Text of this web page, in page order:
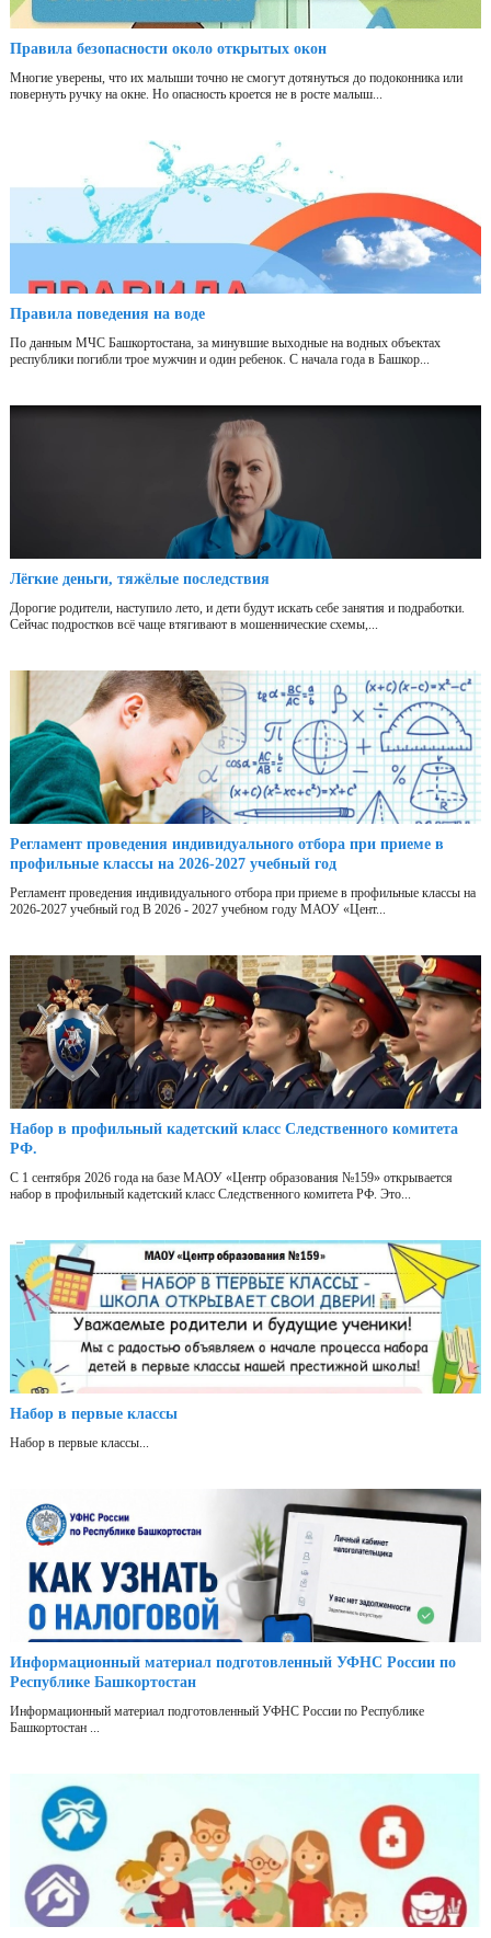
Правила безопасности около открытых окон
Многие уверены, что их малыши точно не смогут дотянуться до подоконника или
повернуть ручку на окне. Но опасность кроется не в росте малыш...
Правила поведения на воде
По данным МЧС Башкортостана, за минувшие выходные на водных объектах
республики погибли трое мужчин и один ребенок. С начала года в Башкор...
Лёгкие деньги, тяжёлые последствия
Дорогие родители, наступило лето, и дети будут искать себе занятия и подработки.
Сейчас подростков всё чаще втягивают в мошеннические схемы,...
Регламент проведения индивидуального отбора при приеме в
профильные классы на 2026-2027 учебный год
Регламент проведения индивидуального отбора при приеме в профильные классы на
2026-2027 учебный год В 2026 - 2027 учебном году МАОУ «Цент...
Набор в профильный кадетский класс Следственного комитета
РФ.
С 1 сентября 2026 года на базе МАОУ «Центр образования №159» открывается
набор в профильный кадетский класс Следственного комитета РФ. Это...
Набор в первые классы
Набор в первые классы...
Информационный материал подготовленный УФНС России по
Республике Башкортостан
Информационный материал подготовленный УФНС России по Республике
Башкортостан ...